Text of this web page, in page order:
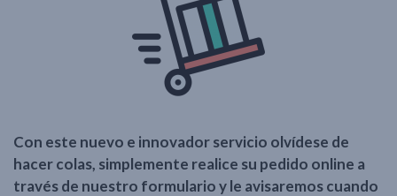
Con este nuevo e innovador servicio olvídese de
hacer colas, simplemente realice su pedido online a
través de nuestro formulario y le avisaremos cuando